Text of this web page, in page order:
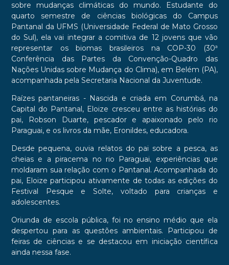
sobre mudanças climáticas do mundo. Estudante do
quarto semestre de ciências biológicas do Campus
Pantanal da UFMS (Universidade Federal de Mato Grosso
do Sul), ela vai integrar a comitiva de 12 jovens que vão
representar os biomas brasileiros na COP-30 (30ª
Conferência das Partes da Convenção-Quadro das
Nações Unidas sobre Mudança do Clima), em Belém (PA),
acompanhada pela Secretaria Nacional da Juventude.
Raízes pantaneiras - Nascida e criada em Corumbá, na
Capital do Pantanal, Eloize cresceu entre as histórias do
pai, Robson Duarte, pescador e apaixonado pelo rio
Paraguai, e os livros da mãe, Eronildes, educadora.
Desde pequena, ouvia relatos do pai sobre a pesca, as
cheias e a piracema no rio Paraguai, experiências que
moldaram sua relação com o Pantanal. Acompanhada do
pai, Eloize participou ativamente de todas as edições do
Festival Pesque e Solte, voltado para crianças e
adolescentes.
Oriunda de escola pública, foi no ensino médio que ela
despertou para as questões ambientais. Participou de
feiras de ciências e se destacou em iniciação científica
ainda nessa fase.